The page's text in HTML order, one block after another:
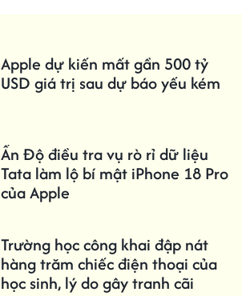
Apple dự kiến ​​mất gần 500 tỷ
USD giá trị sau dự báo yếu kém
Ấn Độ điều tra vụ rò rỉ dữ liệu
Tata làm lộ bí mật iPhone 18 Pro
của Apple
Trường học công khai đập nát
hàng trăm chiếc điện thoại của
học sinh, lý do gây tranh cãi